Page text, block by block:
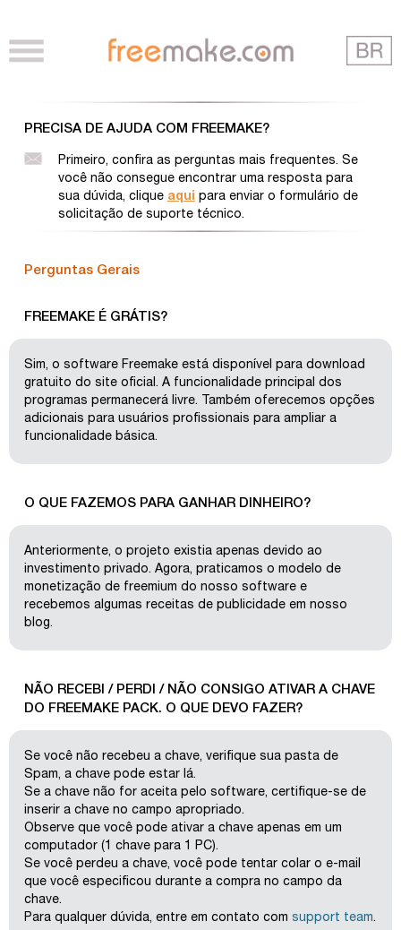
PRECISA DE AJUDA COM FREEMAKE?
Primeiro, confira as perguntas mais frequentes. Se
você não consegue encontrar uma resposta para
sua dúvida, clique aqui para enviar o formulário de
solicitação de suporte técnico.
Perguntas Gerais
FREEMAKE É GRÁTIS?
Sim, o software Freemake está disponível para download
gratuito do site oficial. A funcionalidade principal dos
programas permanecerá livre. Também oferecemos opções
adicionais para usuários profissionais para ampliar a
funcionalidade básica.
O QUE FAZEMOS PARA GANHAR DINHEIRO?
Anteriormente, o projeto existia apenas devido ao
investimento privado. Agora, praticamos o modelo de
monetização de freemium do nosso software e
recebemos algumas receitas de publicidade em nosso
blog.
NÃO RECEBI / PERDI / NÃO CONSIGO ATIVAR A CHAVE
DO FREEMAKE PACK. O QUE DEVO FAZER?
Se você não recebeu a chave, verifique sua pasta de
Spam, a chave pode estar lá.
Se a chave não for aceita pelo software, certifique-se de
inserir a chave no campo apropriado.
Observe que você pode ativar a chave apenas em um
computador (1 chave para 1 PC).
Se você perdeu a chave, você pode tentar colar o e-mail
que você especificou durante a compra no campo da
chave.
Para qualquer dúvida, entre em contato comsupport team.